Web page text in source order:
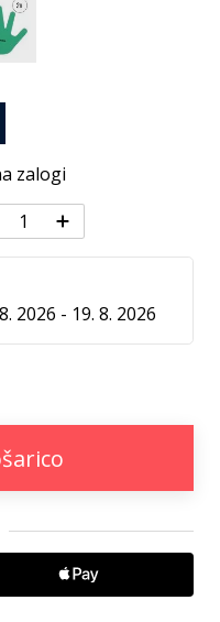
zalogi
2026 - 19. 8. 2026